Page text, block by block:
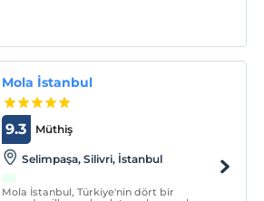
konumun keyfini çıkarabi
Mola İstanbul
Müthiş
9.3
Selimpaşa, Silivri, İstanbul
Mola İstanbul, Türkiye'nin dört bir